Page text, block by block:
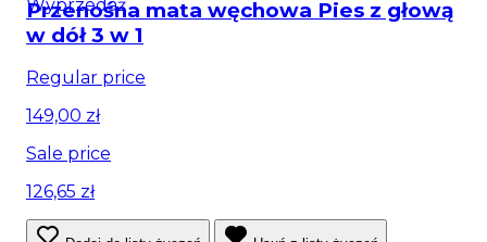
Wyprzedaż
Przenośna mata węchowa Pies z głową
w dół 3 w 1
Regular price
149,00 zł
Sale price
126,65 zł